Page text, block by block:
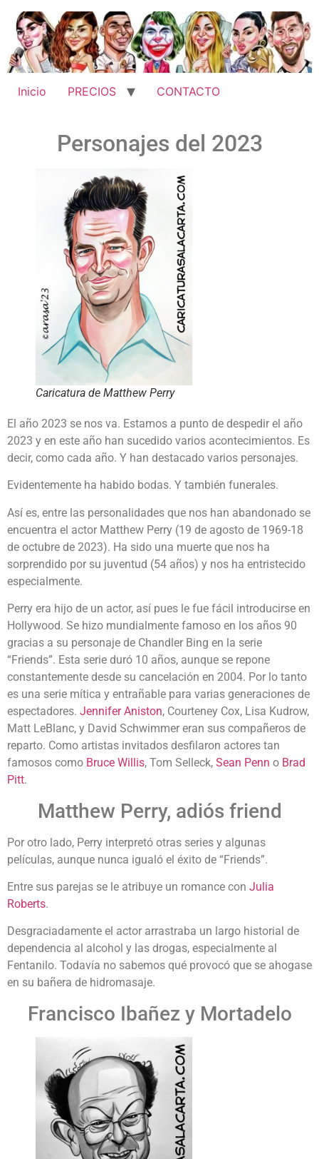
Inicio PRECIOS CONTACTO
Personajes del 2023
Caricatura de Matthew Perry
El año 2023 se nos va. Estamos a punto de despedir el año
2023 y en este año han sucedido varios acontecimientos. Es
decir, como cada año. Y han destacado varios personajes.
Evidentemente ha habido bodas. Y también funerales.
Así es, entre las personalidades que nos han abandonado se
encuentra el actor Matthew Perry (19 de agosto de 1969-18
de octubre de 2023). Ha sido una muerte que nos ha
sorprendido por su juventud (54 años) y nos ha entristecido
especialmente.
Perry era hijo de un actor, así pues le fue fácil introducirse en
Hollywood. Se hizo mundialmente famoso en los años 90
gracias a su personaje de Chandler Bing en la serie
“Friends”. Esta serie duró 10 años, aunque se repone
constantemente desde su cancelación en 2004. Por lo tanto
es una serie mítica y entrañable para varias generaciones de
espectadores. Jennifer Aniston, Courteney Cox, Lisa Kudrow,
Matt LeBlanc, y David Schwimmer eran sus compañeros de
reparto. Como artistas invitados desfilaron actores tan
famosos como Bruce Willis, Tom Selleck, Sean Penn o Brad
Pitt.
Matthew Perry, adiós friend
Por otro lado, Perry interpretó otras series y algunas
películas, aunque nunca igualó el éxito de “Friends”.
Entre sus parejas se le atribuye un romance con Julia
Roberts.
Desgraciadamente el actor arrastraba un largo historial de
dependencia al alcohol y las drogas, especialmente al
Fentanilo. Todavía no sabemos qué provocó que se ahogase
en su bañera de hidromasaje.
Francisco Ibañez y Mortadelo